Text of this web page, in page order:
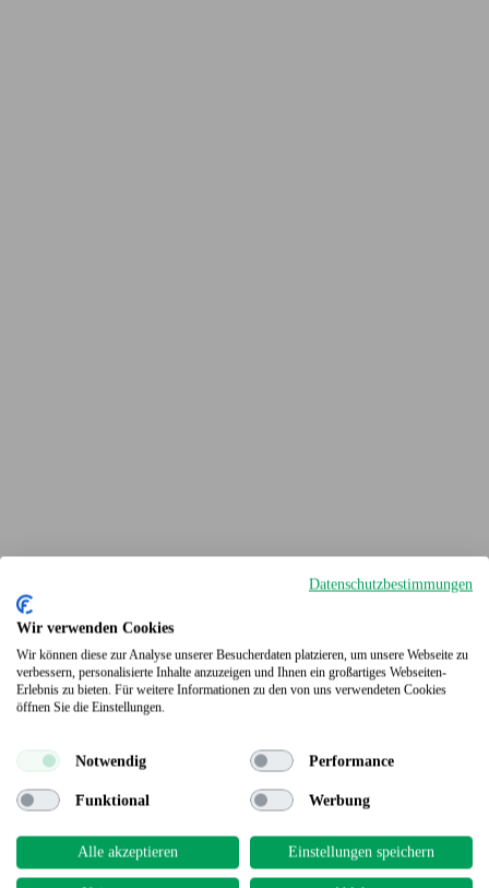
Terrassendielen
Datenschutzbestimmungen
Wir verwenden Cookies
Wir können diese zur Analyse unserer Besucherdaten platzieren, um unsere Webseite zu
verbessern, personalisierte Inhalte anzuzeigen und Ihnen ein großartiges Webseiten-
Erlebnis zu bieten. Für weitere Informationen zu den von uns verwendeten Cookies
öffnen Sie die Einstellungen.
Notwendig Performance
Funktional Werbung
Alle akzeptieren Einstellungen speichern